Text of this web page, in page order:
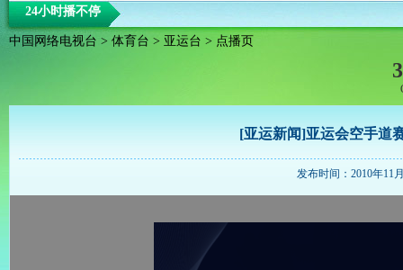
24小时播不停
中国网络电视台 > 体育台 > 亚运台 > 点播页
[亚运新闻]亚运会空手道
发布时间：2010年11